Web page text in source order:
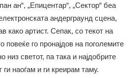
ан“, „Епицентар“, „Сектор“ беа
андерграунд сцена,
како артист. Сепак, со текот на
повеќе го пронајдов на поголемите
низ светот, па така и најдобрите
ги наоѓам и ги креирам таму.